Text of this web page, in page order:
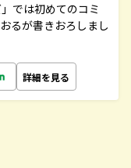
では初めてのコミ
るが書きおろしまし
詳細を見る